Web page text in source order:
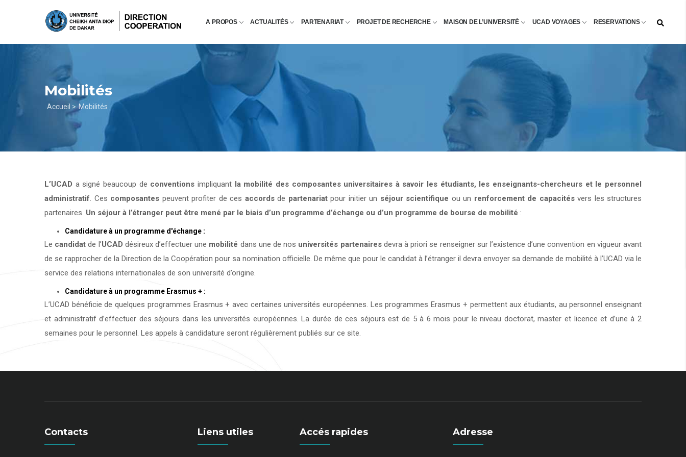
principal
A PROPOS ACTUALITÉS PARTENARIAT PROJET DE RECHERCHE MAISON DE L’UNIVERSITÉ UCAD VOYAGES RESERVATIONS
Mobilités
Fil
d'Ariane
Accueil > Mobilités
L’UCAD a signé beaucoup de conventions impliquant la mobilité des composantes universitaires à savoir les étudiants, les enseignants-chercheurs et le personnel
administratif. Ces composantes peuvent profiter de ces accordsde partenariatpour initier un séjour scientifique ou un renforcement de capacitésvers les structures
partenaires. Un séjour à l’étranger peut être mené par le biais d’un programme d’échange ou d’un programme de bourse de mobilité :
Candidature à un programme d'échange :
Le candidat de l’UCAD désireux d’effectuer une mobilité dans une de nos universités partenairesdevra à priori se renseigner sur l’existence d’une convention en vigueur avant
de se rapprocher de la Direction de la Coopération pour sa nomination officielle. De même que pour le candidat à l’étranger il devra envoyer sa demande de mobilité à l’UCAD via le
service des relations internationales de son université d’origine.
Candidature à un programme Erasmus + :
L’UCAD bénéficie de quelques programmes Erasmus + avec certaines universités européennes. Les programmes Erasmus + permettent aux étudiants, au personnel enseignant
et administratif d’effectuer des séjours dans les universités européennes. La durée de ces séjours est de 5 à 6 mois pour le niveau doctorat, master et licence et d’une à 2
semaines pour le personnel. Les appels à candidature seront régulièrement publiés sur ce site.
Contacts Liens utiles Accés rapides Adresse